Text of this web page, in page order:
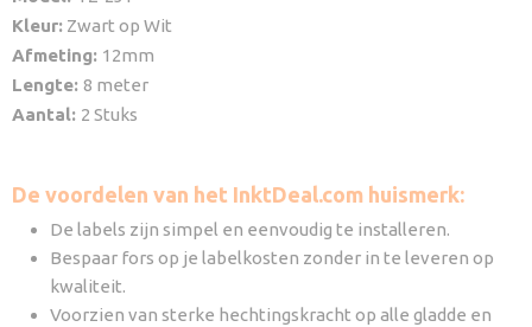
Kleur: Zwart op Wit
Afmeting: 12mm
Lengte: 8 meter
Aantal: 2 Stuks
De voordelen van het InktDeal.com huismerk:
De labels zijn simpel en eenvoudig te installeren.
Bespaar fors op je labelkosten zonder in te leveren op
kwaliteit.
Voorzien van sterke hechtingskracht op alle gladde en